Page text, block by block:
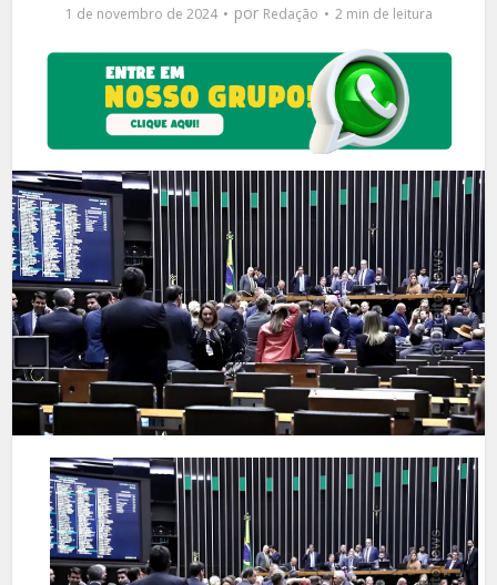
1 de novembro de 2024 por Redação 2 min de leitura